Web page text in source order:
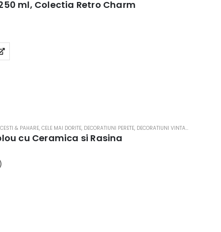
ml, Colectia Retro Charm
& PAHARE, CELE MAI DORITE, DECORATIUNI PERETE, DECORATIUNI VINTAGE
cu Ceramica si Rasina